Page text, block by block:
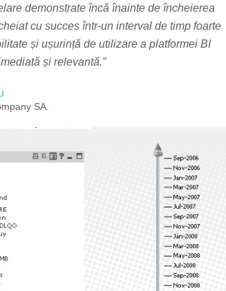
demonstrate încă înainte de încheierea
cu succes într-un interval de timp foarte
și ușurință de utilizare a platformei BI
și relevantă.”
SA.